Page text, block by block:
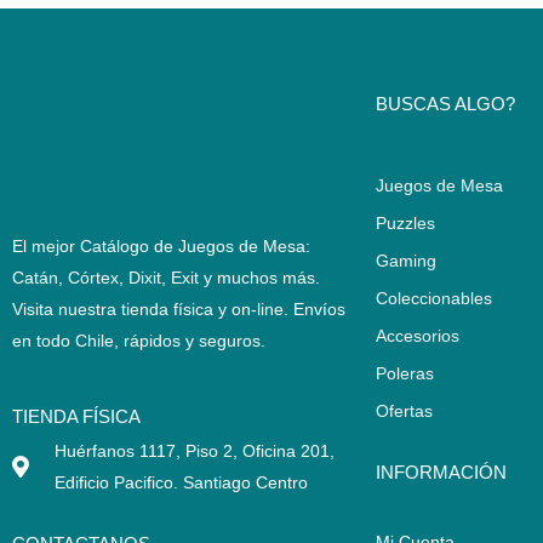
El mejor Catálogo de Juegos de Mesa:
Catán, Córtex, Dixit, Exit y muchos más.
Visita nuestra tienda física y on-line. Envíos
en todo Chile, rápidos y seguros.
TIENDA FÍSICA
Huérfanos 1117, Piso 2, Oficina 201,
Edificio Pacifico. Santiago Centro
BUSCAS ALGO?
Juegos de Mesa
Puzzles
Gaming
Coleccionables
Accesorios
Poleras
Ofertas
INFORMACIÓN